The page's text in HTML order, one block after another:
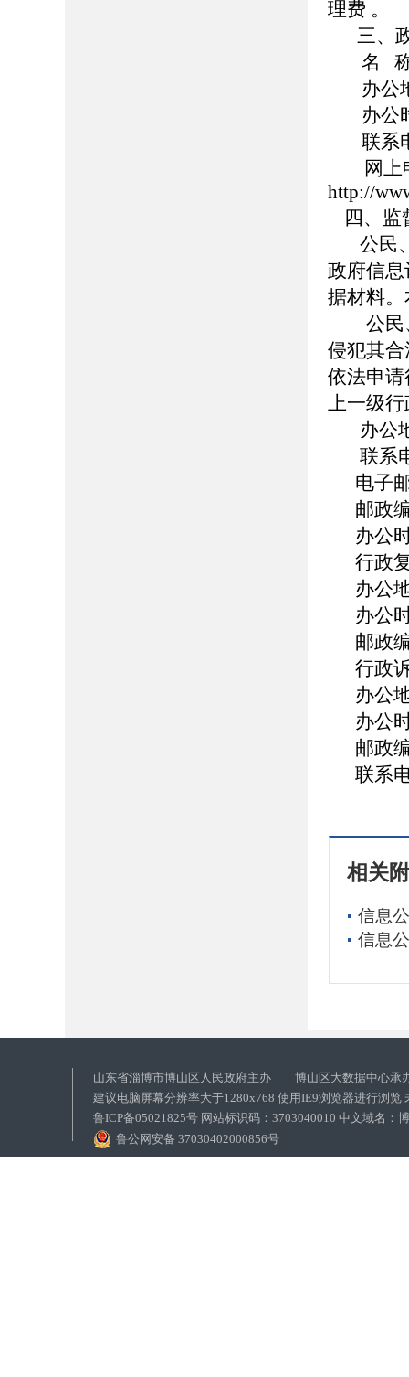
理费 。
三、
名
办公
办公
联系
网上申
http://
四、监
公民、
政府信
据材料
公民、
侵犯其
依法申
上一级
办公
联系
电子
邮政
办公
行政
办公地
办公
邮政
行政诉
办公地
办公
邮政
联系
相关
信息
信息
山东省淄博市博山区人民政府主办 博山区大数据中心承
建议电脑屏幕分辨率大于1280x768 使用IE9浏览器进行浏览
鲁ICP备05021825号 网站标识码：3703040010 中文域名：
鲁公网安备 37030402000856号